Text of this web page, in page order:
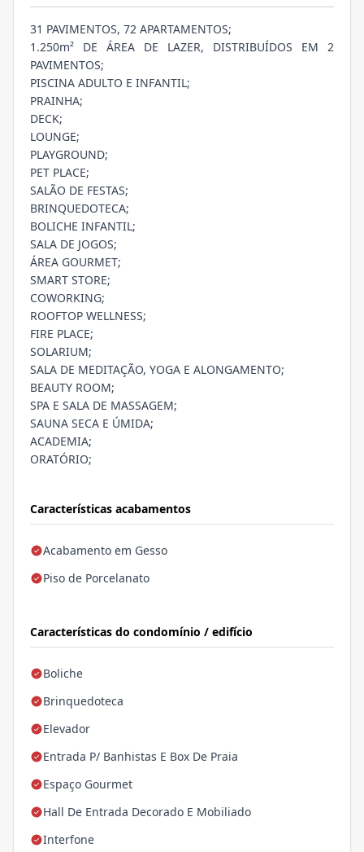
Características acabamentos
Acabamento em Gesso
Piso de Porcelanato
Características do condomínio / edifício
Boliche
Brinquedoteca
Elevador
Entrada P/ Banhistas E Box De Praia
Espaço Gourmet
Hall De Entrada Decorado E Mobiliado
Interfone
31 PAVIMENTOS, 72 APARTAMENTOS;
1.250m² DE ÁREA DE LAZER, DISTRIBUÍDOS EM 2
PAVIMENTOS;
PISCINA ADULTO E INFANTIL;
PRAINHA;
DECK;
LOUNGE;
PLAYGROUND;
PET PLACE;
SALÃO DE FESTAS;
BRINQUEDOTECA;
BOLICHE INFANTIL;
SALA DE JOGOS;
ÁREA GOURMET;
SMART STORE;
COWORKING;
ROOFTOP WELLNESS;
FIRE PLACE;
SOLARIUM;
SALA DE MEDITAÇÃO, YOGA E ALONGAMENTO;
BEAUTY ROOM;
SPA E SALA DE MASSAGEM;
SAUNA SECA E ÚMIDA;
ACADEMIA;
ORATÓRIO;